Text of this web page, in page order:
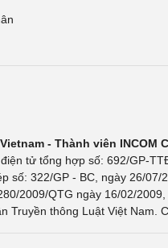
- Thành viên INCOM
tử tổng hợp số: 692/GP-
số: 322/GP - BC, ngày 26/
2009/QTG ngày 16/02/
Truyền thông Luật Việt Nam.